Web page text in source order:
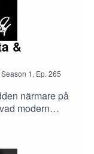
&
Season 1, Ep. 265
närmare på
modern
– och hur olika
sig till